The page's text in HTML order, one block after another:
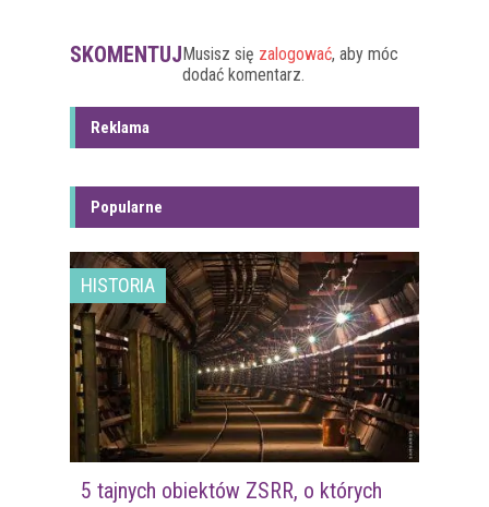
SKOMENTUJMusisz się zalogować, aby móc
dodać komentarz.
Reklama
Popularne
HISTORIA
5 tajnych obiektów ZSRR, o których